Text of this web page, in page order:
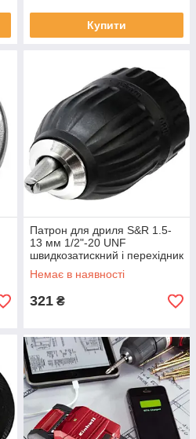
Купити
Патрон для дриля S&R 1.5-
13 мм 1/2"-20 UNF
швидкозатискний і перехідник
SDS-plus (215013002)
Немає в наявності
321 ₴